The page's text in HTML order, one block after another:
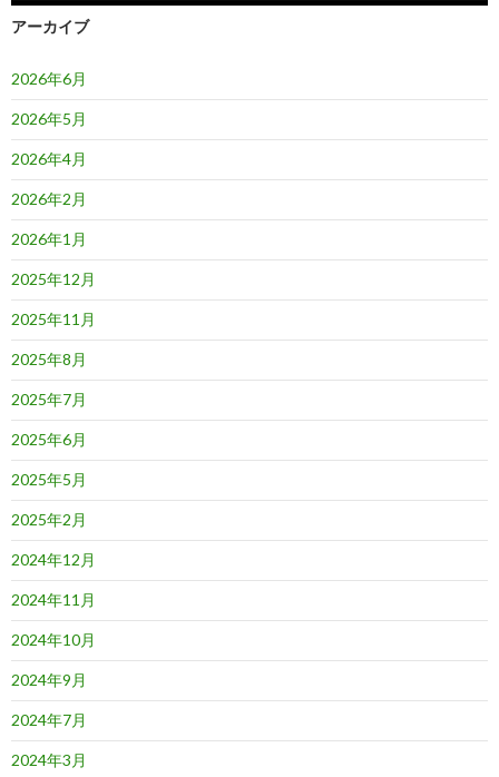
アーカイブ
2026年6月
2026年5月
2026年4月
2026年2月
2026年1月
2025年12月
2025年11月
2025年8月
2025年7月
2025年6月
2025年5月
2025年2月
2024年12月
2024年11月
2024年10月
2024年9月
2024年7月
2024年3月